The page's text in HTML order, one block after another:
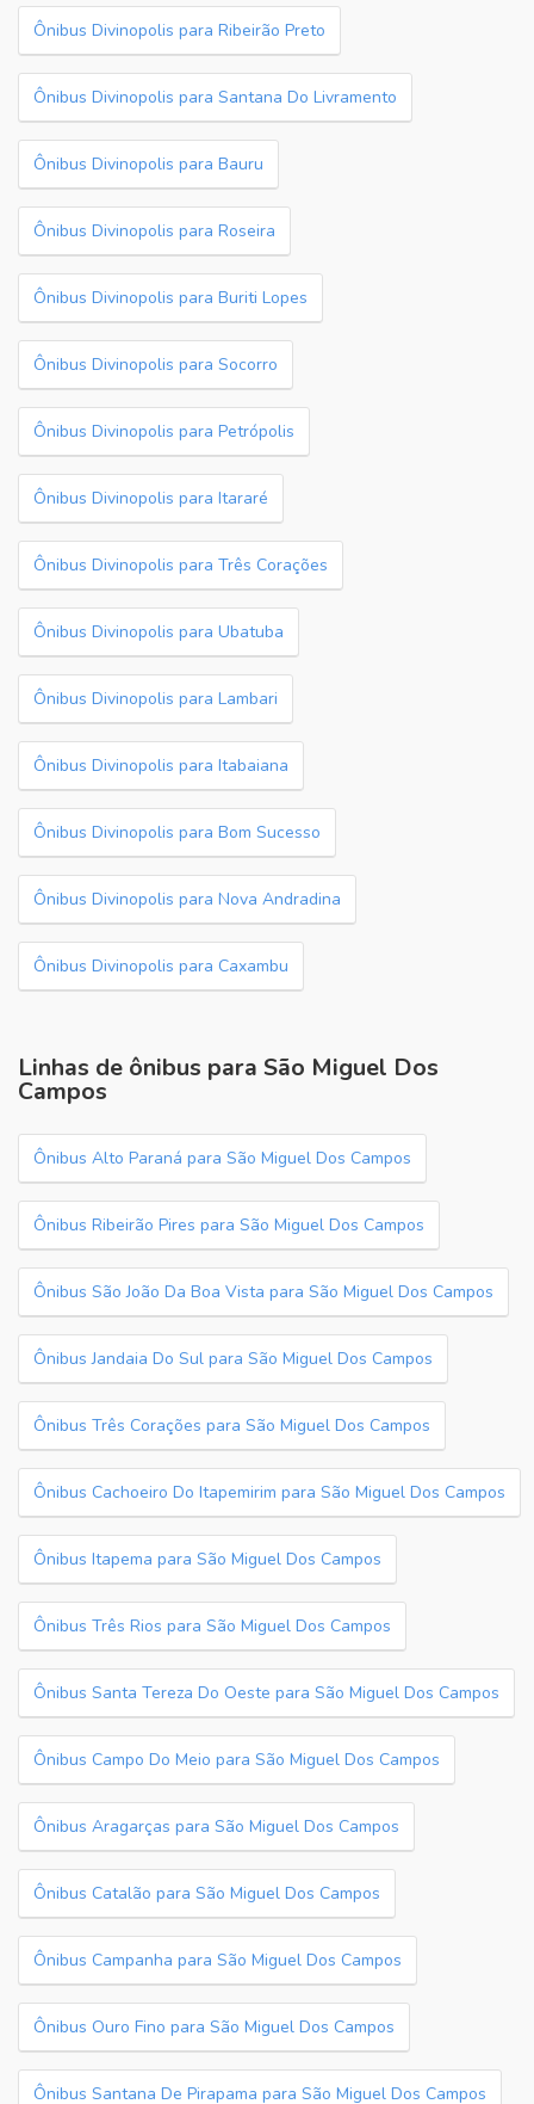
Ônibus Divinopolis para Ribeirão Preto
Ônibus Divinopolis para Santana Do Livramento
Ônibus Divinopolis para Bauru
Ônibus Divinopolis para Roseira
Ônibus Divinopolis para Buriti Lopes
Ônibus Divinopolis para Socorro
Ônibus Divinopolis para Petrópolis
Ônibus Divinopolis para Itararé
Ônibus Divinopolis para Três Corações
Ônibus Divinopolis para Ubatuba
Ônibus Divinopolis para Lambari
Ônibus Divinopolis para Itabaiana
Ônibus Divinopolis para Bom Sucesso
Ônibus Divinopolis para Nova Andradina
Ônibus Divinopolis para Caxambu
Linhas de ônibus para São Miguel Dos
Campos
Ônibus Alto Paraná para São Miguel Dos Campos
Ônibus Ribeirão Pires para São Miguel Dos Campos
Ônibus São João Da Boa Vista para São Miguel Dos Campos
Ônibus Jandaia Do Sul para São Miguel Dos Campos
Ônibus Três Corações para São Miguel Dos Campos
Ônibus Cachoeiro Do Itapemirim para São Miguel Dos Campos
Ônibus Itapema para São Miguel Dos Campos
Ônibus Três Rios para São Miguel Dos Campos
Ônibus Santa Tereza Do Oeste para São Miguel Dos Campos
Ônibus Campo Do Meio para São Miguel Dos Campos
Ônibus Aragarças para São Miguel Dos Campos
Ônibus Catalão para São Miguel Dos Campos
Ônibus Campanha para São Miguel Dos Campos
Ônibus Ouro Fino para São Miguel Dos Campos
Ônibus Santana De Pirapama para São Miguel Dos Campos